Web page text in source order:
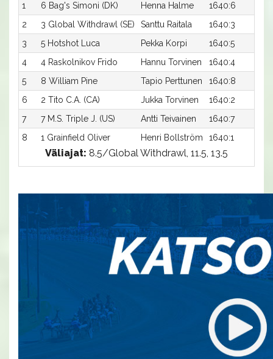
1
6 Bag's Simoni (DK) Henna Halme 1640:6
2
3 Global Withdrawl (SE) Santtu Raitala 1640:3
3
5 Hotshot Luca Pekka Korpi 1640:5
4
4 Raskolnikov Frido Hannu Torvinen 1640:4
5
8 William Pine Tapio Perttunen 1640:8
6
2 Tito C.A. (CA) Jukka Torvinen 1640:2
7
7 M.S. Triple J. (US) Antti Teivainen 1640:7
8
1 Grainfield Oliver Henri Bollström 1640:1
Väliajat: 8.5/Global Withdrawl, 11.5, 13.5